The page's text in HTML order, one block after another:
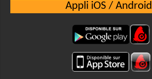
Appli iOS / Android